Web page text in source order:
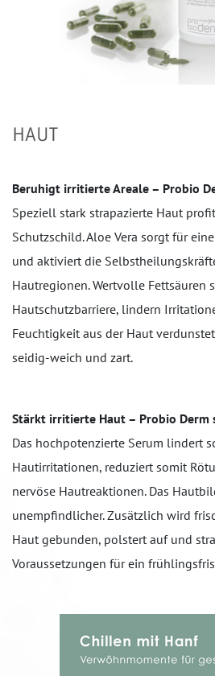
HAUT
Beruhigt irritierte Areale – Probio
Speziell stark strapazierte Haut
Schutzschild. Aloe Vera sorgt für
und aktiviert die
Hautregionen. Wertvolle Fettsäuren
Hautschutzbarriere, lindern
Feuchtigkeit aus der Haut
seidig-weich und zart.
Stärkt irritierte Haut – Probio Derm
Das hochpotenzierte Serum lindert
Hautirritationen, reduziert somit
nervöse Hautreaktionen. Das
unempfindlicher. Zusätzlich wird
Haut gebunden, polstert auf und
Voraussetzungen für ein